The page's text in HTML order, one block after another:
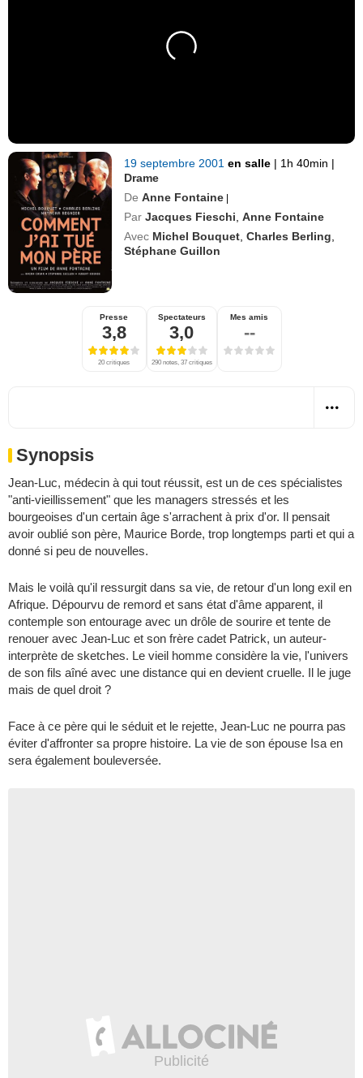
19 septembre 2001en salle | 1h 40min |
Drame
De Anne Fontaine |
Par Jacques Fieschi ,Anne Fontaine
Avec Michel Bouquet ,Charles Berling
Stéphane Guillon
Presse
3,8
20 critiques
Spectateurs
3,0
290 notes, 37 critiques
Mes amis
--
Synopsis
Jean-Luc, médecin à qui tout réussit, est un de ces spécialistes
"anti-vieillissement" que les managers stressés et les
bourgeoises d'un certain âge s'arrachent à prix d'or. Il pensait
avoir oublié son père, Maurice Borde, trop longtemps parti et qui a
donné si peu de nouvelles.
Mais le voilà qu'il ressurgit dans sa vie, de retour d'un long exil en
Afrique. Dépourvu de remord et sans état d'âme apparent, il
contemple son entourage avec un drôle de sourire et tente de
renouer avec Jean-Luc et son frère cadet Patrick, un auteur-
interprète de sketches. Le vieil homme considère la vie, l'univers
de son fils aîné avec une distance qui en devient cruelle. Il le juge
mais de quel droit ?
Face à ce père qui le séduit et le rejette, Jean-Luc ne pourra pas
éviter d'affronter sa propre histoire. La vie de son épouse Isa en
sera également bouleversée.